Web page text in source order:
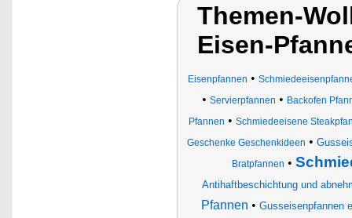
Themen-
Eisen-
Eisenpfannen •
• Servierpfannen • Backofen
Pfannen • Schmiedeeisene
Geschenke Geschenkideen •
Bratpfannen •
Antihaftbeschichtung und
Pfannen • Gusseisenpfannen